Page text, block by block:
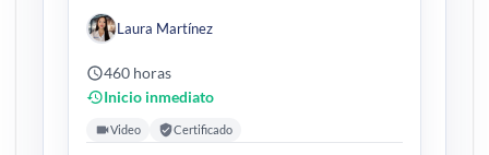
Laura Martínez
460 horas
Inicio inmediato
Video Certificado